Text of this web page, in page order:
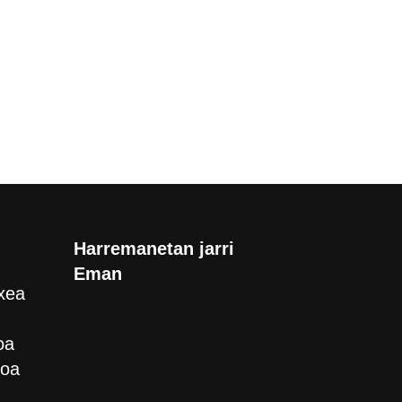
Harremanetan jarri
Eman